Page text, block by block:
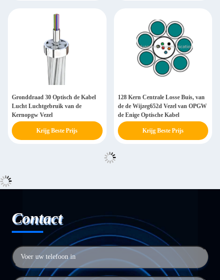
Gronddraad 30 Optisch de Kabel
Lucht Luchtgebruik van de
Kernopgw Vezel
Krijg Beste Prijs
128 Kern Centrale Losse Buis, van
de de Wijzeg652d Vezel van OPGW
de Enige Optische Kabel
Krijg Beste Prijs
Contact